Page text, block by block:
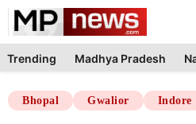
Skip
content
Trending Madhya Pradesh
Bhopal Gwalior Indore